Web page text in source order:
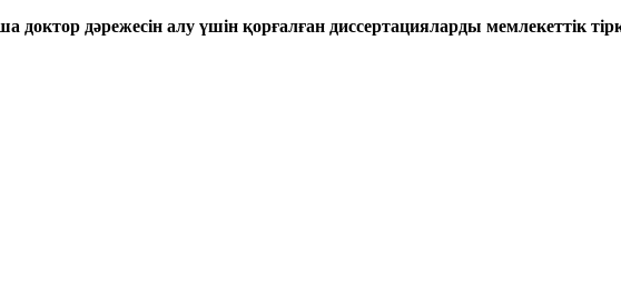
дәрежесін алу үшін қорғалған диссертацияларды мемлекеттік